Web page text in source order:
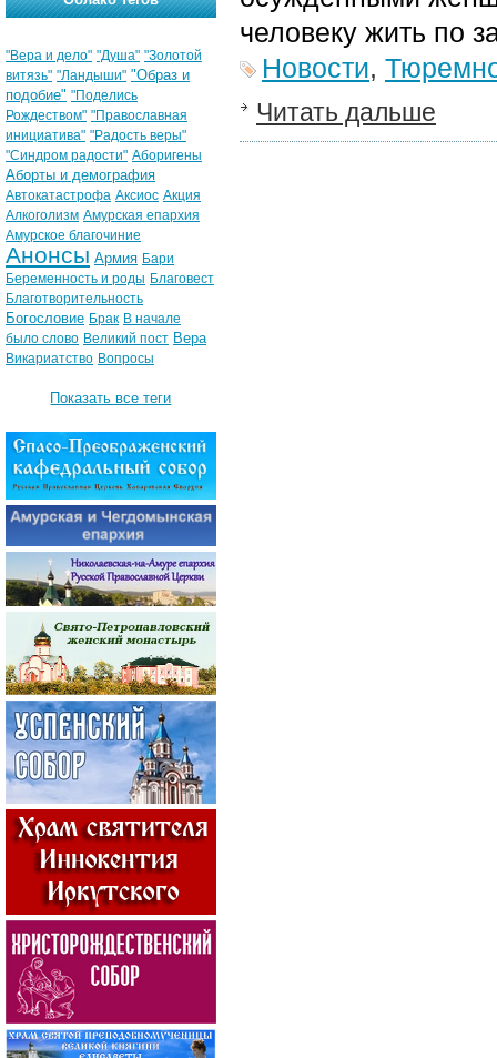
человеку жить по
Новости,
Читать дальше
"Вера и дело" "Душа" "Золотой
витязь" "Ландыши" "Образ и
подобие" "Поделись
Рождеством" "Православная
инициатива" "Радость веры"
"Синдром радости" Аборигены
Аборты и демография
Автокатастрофа Аксиос Акция
Алкоголизм Амурская епархия
Амурское благочиние
Анонсы Армия Бари
Беременность и роды Благовест
Благотворительность
Богословие Брак В начале
было слово Великий пост Вера
Викариатство Вопросы
Показать все теги